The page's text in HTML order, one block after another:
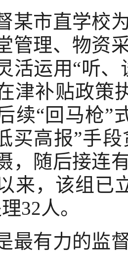
市直学校为
管理、物资
活运用“听
津补贴政策
续“回马枪”
买高报”手
，随后接连
来，该组已
32人。
有力的监督